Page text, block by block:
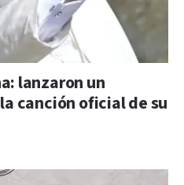
lanzaron un
canción oficial de su